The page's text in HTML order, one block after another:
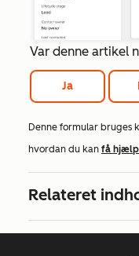
Var denne artikel
Ja
Denne formular bruges
hvordan du kan få hjælp
Relateret